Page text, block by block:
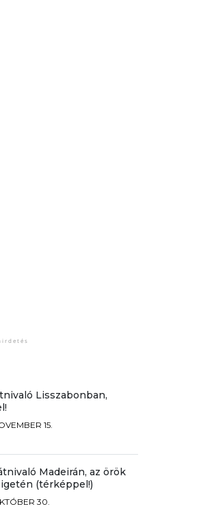
Lisszabonban,
15.
Madeirán, az örök
(térképpel!)
30.